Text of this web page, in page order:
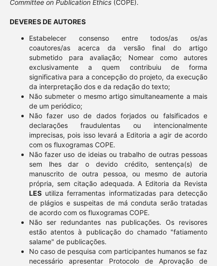
Committee on Publication Ethics(COPE).
DEVERES DE AUTORES
Estabelecer consenso entre todos/as os/as
coautores/as acerca da versão final do artigo
submetido para avaliação; Nomear como autores
exclusivamente a quem contribuiu de forma
significativa para a concepção do projeto, da execução
da interpretação dos e da redação do texto;
Não submeter o mesmo artigo simultaneamente a mais
de um periódico;
Não fazer uso de dados forjados ou falsificados e
declarações fraudulentas ou intencionalmente
imprecisas, pois isso levará a Editoria a agir de acordo
com os fluxogramas COPE.
Não fazer uso de ideias ou trabalho de outras pessoas
sem lhes dar o devido crédito, sentença(s) de
manuscrito de outra pessoa, ou mesmo de autoria
própria, sem citação adequada. A Editoria da Revista
LESutiliza ferramentas informatizadas para detecção
de plágios e suspeitas de má conduta serão tratadas
de acordo com os fluxogramas COPE.
Não ser redundantes nas publicações. Os revisores
estão atentos à publicação do chamado "fatiamento
salame" de publicações.
No caso de pesquisa com participantes humanos se faz
necessário apresentar Protocolo de Aprovação de